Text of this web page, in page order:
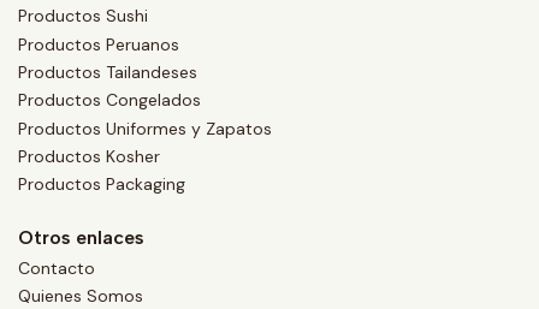
Productos Sushi
Productos Peruanos
Productos Tailandeses
Productos Congelados
Productos Uniformes y Zapatos
Productos Kosher
Productos Packaging
Otros enlaces
Contacto
Quienes Somos